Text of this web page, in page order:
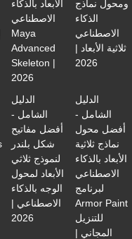
الأبعاد بالذكاء
الاصطناعي
Maya
Advanced
Skeleton |
2026
ومحول نماذج
الذكاء
الاصطناعي
ثلاثية الأبعاد |
2026
الدليل
الشامل -
أفضل مفاتيح
شكل بلندر
لنموذج ثلاثي
الأبعاد لمحول
الوجه بالذكاء
الاصطناعي |
2026
الدليل
الشامل -
أفضل محول
نماذج ثلاثية
الأبعاد بالذكاء
الاصطناعي
لبرنامج
Armor Paint
للتنزيل
المجاني |